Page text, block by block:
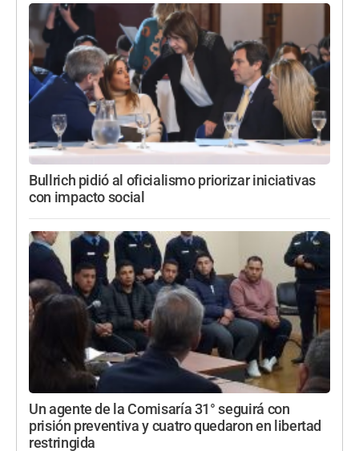
Bullrich pidió al oficialismo priorizar iniciativas
con impacto social
Un agente de la Comisaría 31° seguirá con
prisión preventiva y cuatro quedaron en libertad
restringida